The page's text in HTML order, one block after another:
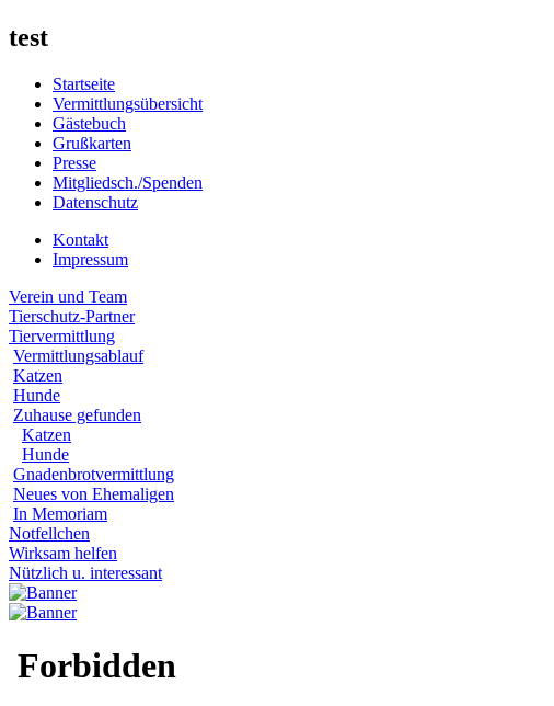
test
Startseite
Vermittlungsübersicht
Gästebuch
Grußkarten
Presse
Mitgliedsch./Spenden
Datenschutz
Kontakt
Impressum
Verein und Team
Tierschutz-Partner
Tiervermittlung
Vermittlungsablauf
Katzen
Hunde
Zuhause gefunden
Katzen
Hunde
Gnadenbrotvermittlung
Neues von Ehemaligen
In Memoriam
Notfellchen
Wirksam helfen
Nützlich u. interessant